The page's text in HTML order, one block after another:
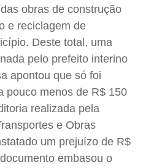
obras de construção
e reciclagem de
Deste total, uma
pelo prefeito interino
apontou que só foi
pouco menos de R$ 150
realizada pela
e Obras
um prejuízo de R$
embasou o